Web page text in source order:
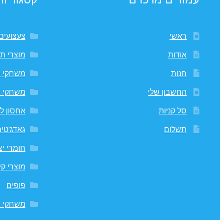
ראשי
אודות
חנות
החשבון שלי
סל קניות
תשלום
מוצרי
משחקי
משחקי
אחסון
חומרי
מוצרי
פופים
משחקי